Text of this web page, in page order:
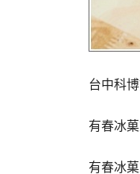
台中科
有春冰
有春冰